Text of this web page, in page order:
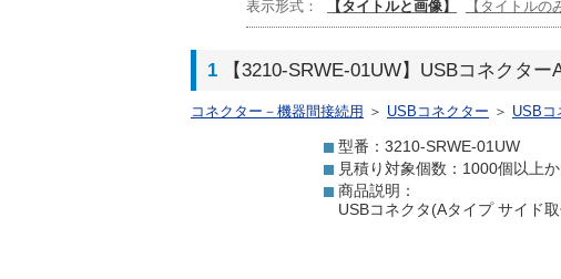
表示形式： 【タイトルと画像】 【タイトルの
1 【3210-SRWE-01UW】USBコネクタ
コネクター－機器間接続用 ＞ USBコネクター ＞ USBコ
型番：3210-SRWE-01UW
見積り対象個数：1000個以上か
商品説明：
USBコネクタ(Aタイプ サイド